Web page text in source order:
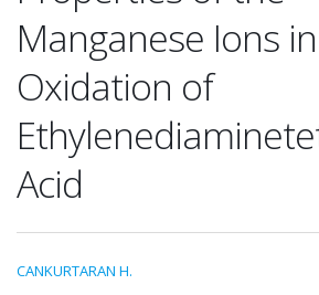
Manganese Ions
Oxidation of
Acid
CANKURTARAN H.